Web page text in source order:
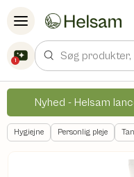
Spring til indhold
1
Søg
Nyhed - Helsam
Hygiejne Personlig pleje